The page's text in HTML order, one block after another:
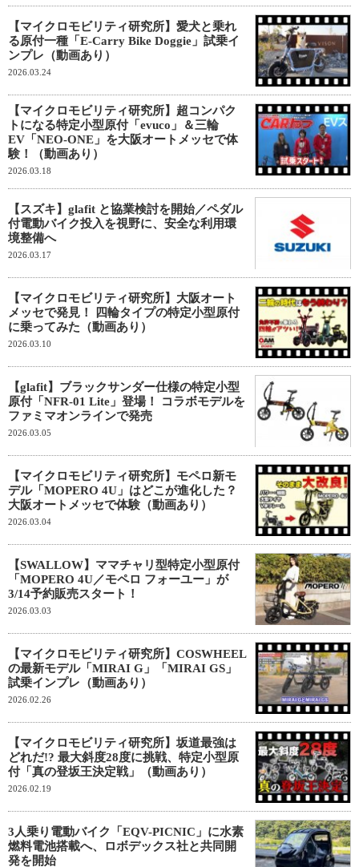
【マイクロモビリティ研究所】愛犬と乗れ
る原付一種「E-Carry Bike Doggie」試乗イ
ンプレ（動画あり）
2026.03.24
【マイクロモビリティ研究所】超コンパク
トになる特定小型原付「evuco」＆三輪
EV「NEO-ONE」を大阪オートメッセで体
験！（動画あり）
2026.03.18
【スズキ】glafit と協業検討を開始／ペダル
付電動バイク投入を視野に、安全な利用環
境整備へ
2026.03.17
【マイクロモビリティ研究所】大阪オート
メッセで発見！ 四輪タイプの特定小型原付
に乗ってみた（動画あり）
2026.03.10
【glafit】ブラックサンダー仕様の特定小型
原付「NFR-01 Lite」登場！ コラボモデルを
ファミマオンラインで発売
2026.03.05
【マイクロモビリティ研究所】モペロ新モ
デル「MOPERO 4U」はどこが進化した？
大阪オートメッセで体験（動画あり）
2026.03.04
【SWALLOW】ママチャリ型特定小型原付
「MOPERO 4U／モペロ フォーユー」が
3/14予約販売スタート！
2026.03.03
【マイクロモビリティ研究所】COSWHEEL
の最新モデル「MIRAI G」「MIRAI GS」
試乗インプレ（動画あり）
2026.02.26
【マイクロモビリティ研究所】坂道最強は
どれだ!? 最大斜度28度に挑戦、特定小型原
付「真の登坂王決定戦」（動画あり）
2026.02.19
3⼈乗り電動バイク「EQV-PICNIC」に水素
燃料電池搭載へ、ロボデックス社と共同開
発を開始